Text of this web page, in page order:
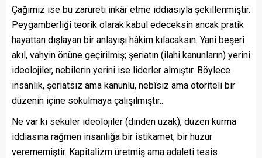
Çağımız ise bu zarureti inkâr etme iddiasıyla şekillenmiştir.
Peygamberliği teorik olarak kabul edeceksin ancak pratik
hayattan dışlayan bir anlayışı hâkim kılacaksın. Yani beşerî
akıl, vahyin önüne geçirilmiş; şeriatın (ilahi kanunların) yerini
ideolojiler, nebilerin yerini ise liderler almıştır. Böylece
insanlık, şeriatsız ama kanunlu, nebîsiz ama otoriteli bir
düzenin içine sokulmaya çalışılmıştır..
Ne var ki seküler ideolojiler (dinden uzak), düzen kurma
iddiasına rağmen insanlığa bir istikamet, bir huzur
verememiştir. Kapitalizm üretmiş ama adaleti tesis